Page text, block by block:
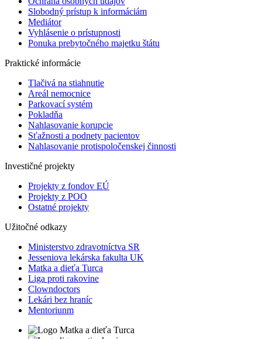
Slobodný prístup k informáciám
Mediátor
Vyhlásenie o prístupnosti
Ponuka prebytočného majetku štátu
Praktické informácie
Tlačivá na stiahnutie
Areál nemocnice
Parkovací systém
Pokladňa
Nahlasovanie korupcie
Sťažnosti a podnety pacientov
Nahlasovanie protispoločenskej činnosti
Investičné projekty
Projekty z fondov EÚ
Projekty z POO
Ostatné projekty
Užitočné odkazy
Ministerstvo zdravotníctva SR
Jesseniova lekárska fakulta UK
Matka a dieťa Turca
Liga proti rakovine
Clowndoctors
Lekári bez hraníc
Mentoriunm